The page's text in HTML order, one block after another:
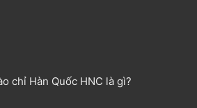
chỉ Hàn Quốc HNC là gì?